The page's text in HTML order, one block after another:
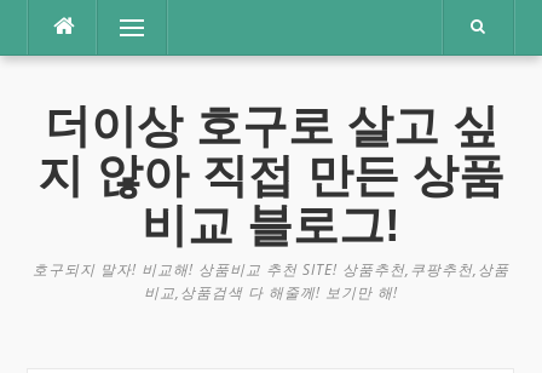
츠
메뉴
더이상 호구로 살고 싶
지 않아 직접 만든 상품
비교 블로그!
호구되지 말자! 비교해! 상품비교 추천 SITE! 상품추천,쿠팡추천,상품
비교,상품검색 다 해줄께! 보기만 해!